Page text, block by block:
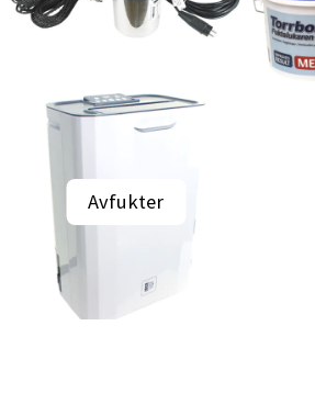
Avfukter